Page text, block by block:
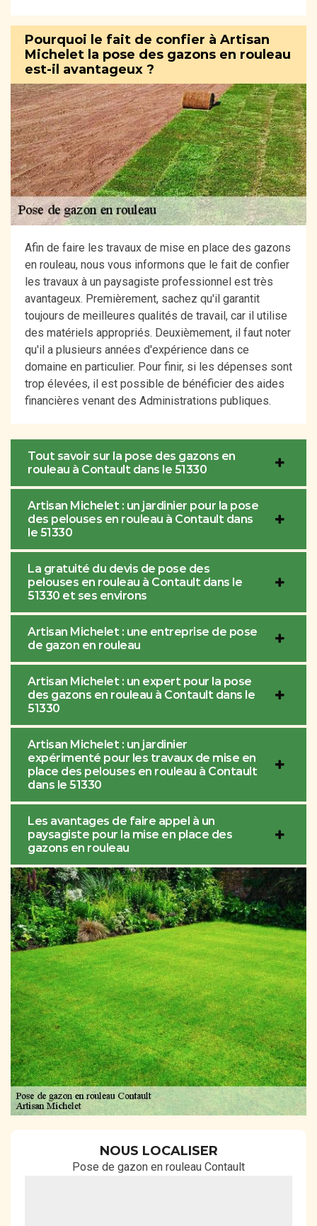
Pourquoi le fait de confier à Artisan
Michelet la pose des gazons en rouleau
est-il avantageux ?
Afin de faire les travaux de mise en place des gazons
en rouleau, nous vous informons que le fait de confier
les travaux à un paysagiste professionnel est très
avantageux. Premièrement, sachez qu'il garantit
toujours de meilleures qualités de travail, car il utilise
des matériels appropriés. Deuxièmement, il faut noter
qu'il a plusieurs années d'expérience dans ce
domaine en particulier. Pour finir, si les dépenses sont
trop élevées, il est possible de bénéficier des aides
financières venant des Administrations publiques.
Tout savoir sur la pose des gazons en
rouleau à Contault dans le 51330
Artisan Michelet : un jardinier pour la pose
des pelouses en rouleau à Contault dans
le 51330
La gratuité du devis de pose des
pelouses en rouleau à Contault dans le
51330 et ses environs
Artisan Michelet : une entreprise de pose
de gazon en rouleau
Artisan Michelet : un expert pour la pose
des gazons en rouleau à Contault dans le
51330
Artisan Michelet : un jardinier
expérimenté pour les travaux de mise en
place des pelouses en rouleau à Contault
dans le 51330
Les avantages de faire appel à un
paysagiste pour la mise en place des
gazons en rouleau
NOUS LOCALISER
Pose de gazon en rouleau Contault